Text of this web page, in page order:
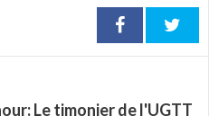
Le timonier de l'UGTT